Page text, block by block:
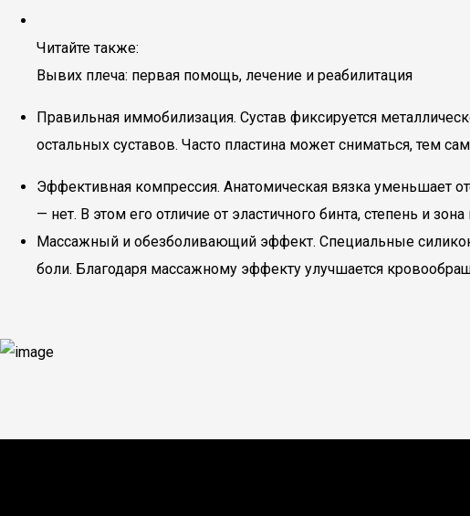
Читайте также:
Вывих плеча: первая помощь, лечение и реабилитация
Правильная иммобилизация. Сустав фиксируется
остальных суставов. Часто пластина может сниматься, тем
Эффективная компрессия. Анатомическая вязка уменьшает
— нет. В этом его отличие от эластичного бинта, степень и
Массажный и обезболивающий эффект. Специальные
боли. Благодаря массажному эффекту улучшается